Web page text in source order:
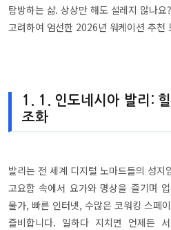
탐방하는 삶. 상상만 해도 설레지 않나
고려하여 엄선한 2026년 워케이션 추천
1. 1. 인도네시아 발리:
조화
발리는 전 세계 디지털 노마드들의 성지
고요함 속에서 요가와 명상을 즐기며
물가, 빠른 인터넷, 수많은 코워킹 스페
즐비합니다. 일하다 지치면 언제든